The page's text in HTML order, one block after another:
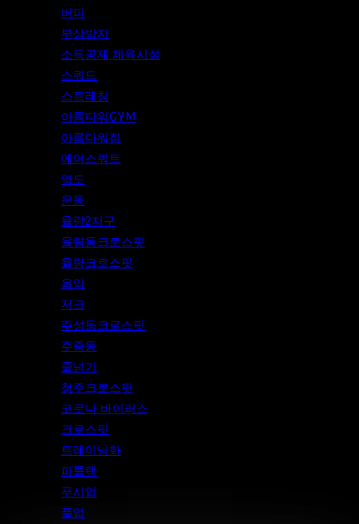
버피
부상방지
소득공제 체육시설
스쿼드
스트레칭
아름다워GYM
아름다워짐
에어스쿼트
역도
운동
율량2지구
율량동크로스핏
율량크로스핏
음악
저크
주성동크로스핏
주중동
줄넘기
청주크로스핏
코로나 바이러스
크로스핏
트레이닝화
파틀랙
푸시업
풀업